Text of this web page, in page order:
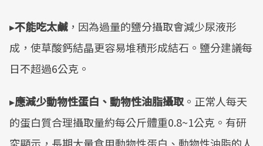
▸不能吃太鹹，因為過量的鹽分攝取會減少尿液形
成，使草酸鈣結晶更容易堆積形成結石。鹽分建議每
日不超過6公克。
▸應減少動物性蛋白、動物性油脂攝取 。正常人每天
的蛋白質合理攝取量約每公斤體重0.8~1公克。有研